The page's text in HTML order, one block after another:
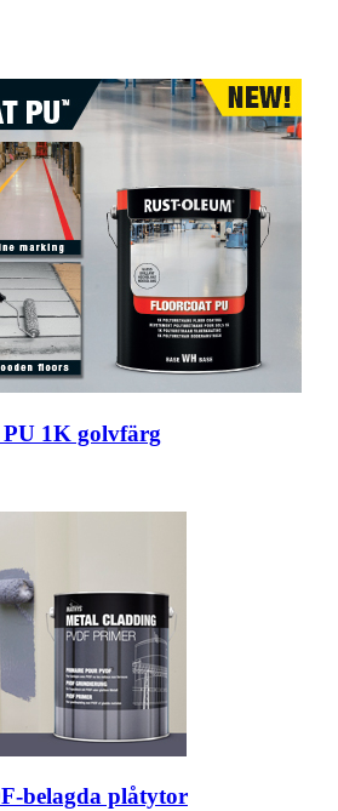
1K golvfärg
belagda plåtytor